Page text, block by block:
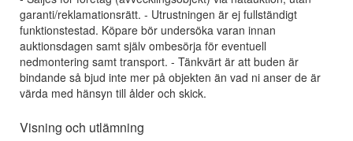
garanti/reklamationsrätt. - Utrustningen är ej fullständigt
funktionstestad. Köpare bör undersöka varan innan
auktionsdagen samt själv ombesörja för eventuell
nedmontering samt transport. - Tänkvärt är att buden är
bindande så bjud inte mer på objekten än vad ni anser de är
värda med hänsyn till ålder och skick.
Visning och utlämning